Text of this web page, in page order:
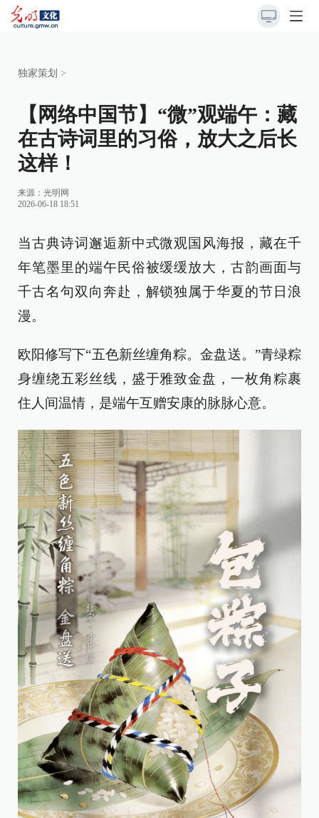
独家策划 >
【网络中国节】“微”观端午：藏
在古诗词里的习俗，放大之后长
这样！
来源： 光明网
2026-06-18 18:51
当古典诗词邂逅新中式微观国风海报，藏在千
年笔墨里的端午民俗被缓缓放大，古韵画面与
千古名句双向奔赴，解锁独属于华夏的节日浪
漫。
欧阳修写下“五色新丝缠角粽。金盘送。”青绿粽
身缠绕五彩丝线，盛于雅致金盘，一枚角粽裹
住人间温情，是端午互赠安康的脉脉心意。